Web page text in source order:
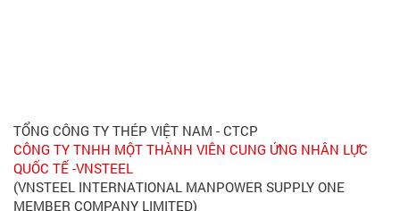
TỔNG CÔNG TY THÉP VIỆT NAM - CTCP
CÔNG TY TNHH MỘT THÀNH VIÊN CUNG ỨNG NHÂN LỰC
QUỐC TẾ -VNSTEEL
(VNSTEEL INTERNATIONAL MANPOWER SUPPLY ONE
MEMBER COMPANY LIMITED)